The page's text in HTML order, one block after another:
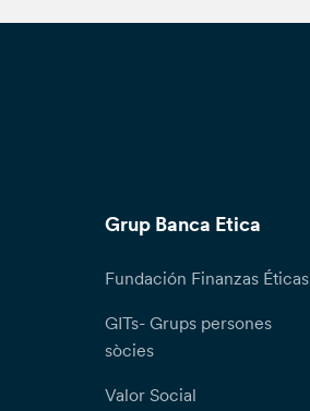
Grup Banca Etica
Fundación Finanzas Éticas
GITs- Grups persones
sòcies
Valor Social